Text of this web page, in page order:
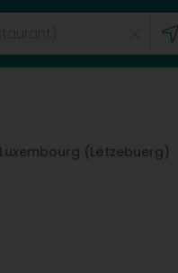
Luxembourg (Lëtzebuerg)